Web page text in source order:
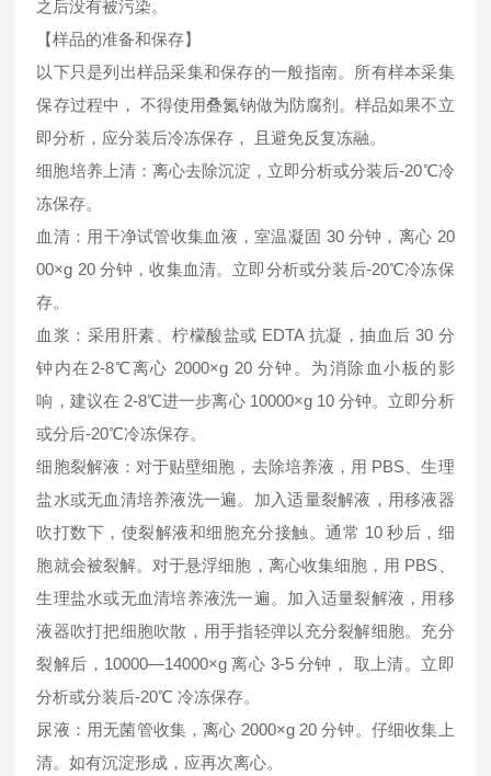
之后没有被污染。
【样品的准备和保存】
以下只是列出样品采集和保存的一般指南。所有样本采集
保存过程中， 不得使用叠氮钠做为防腐剂。样品如果不立
即分析，应分装后冷冻保存， 且避免反复冻融。
细胞培养上清：离心去除沉淀，立即分析或分装后-20℃冷
冻保存。
血清：用干净试管收集血液，室温凝固 30 分钟，离心 20
00×g 20 分钟，收集血清。立即分析或分装后-20℃冷冻保
存。
血浆：采用肝素、柠檬酸盐或 EDTA 抗凝，抽血后 30 分
钟内在2-8℃离心 2000×g 20 分钟。为消除血小板的影
响，建议在 2-8℃进一步离心 10000×g 10 分钟。立即分析
或分后-20℃冷冻保存。
细胞裂解液：对于贴壁细胞，去除培养液，用 PBS、生理
盐水或无血清培养液洗一遍。加入适量裂解液，用移液器
吹打数下，使裂解液和细胞充分接触。通常 10 秒后，细
胞就会被裂解。对于悬浮细胞，离心收集细胞，用 PBS、
生理盐水或无血清培养液洗一遍。加入适量裂解液，用移
液器吹打把细胞吹散，用手指轻弹以充分裂解细胞。充分
裂解后，10000—14000×g 离心 3-5 分钟， 取上清。立即
分析或分装后-20℃ 冷冻保存。
尿液：用无菌管收集，离心 2000×g 20 分钟。仔细收集上
清。如有沉淀形成，应再次离心。